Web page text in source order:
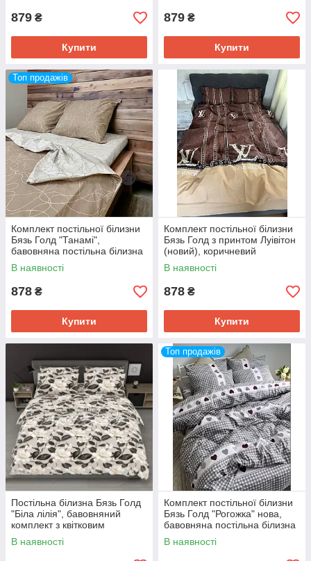
879 ₴
Купити
879 ₴
Купити
Топ продажів
Комплект постільної білизни
Бязь Голд "Танамі",
бавовняна постільна білизна
з принтом, всі розміри
В наявності
878 ₴
Купити
Комплект постільної білизни
Бязь Голд з принтом Луівітон
(новий), коричневий
В наявності
878 ₴
Купити
Постільна білизна Бязь Голд
"Біла лілія", бавовняний
комплект з квітковим
принтом, всі розміри
В наявності
Топ продажів
Комплект постільної білизни
Бязь Голд "Рогожка" нова,
бавовняна постільна білизна
в клітинку
В наявності